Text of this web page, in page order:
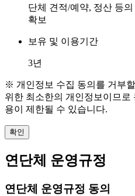
단체 견적/예약, 정산 등
확보
보유 및 이용기간
3년
※ 개인정보 수집 동의를 거부
위한 최소한의 개인정보이므로
용이 제한될 수 있습니다.
확인
연단체 운영규정
연단체 운영규정 동의